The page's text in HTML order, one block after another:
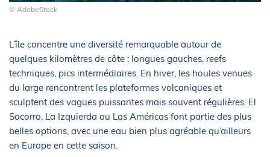
© AdobeStock
L’île concentre une diversité remarquable autour de
quelques kilomètres de côte : longues gauches, reefs
techniques, pics intermédiaires. En hiver, les houles venues
du large rencontrent les plateformes volcaniques et
sculptent des vagues puissantes mais souvent régulières. El
Socorro, La Izquierda ou Las Américas font partie des plus
belles options, avec une eau bien plus agréable qu’ailleurs
en Europe en cette saison.